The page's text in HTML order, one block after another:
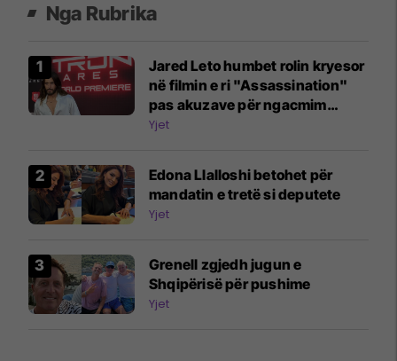
Nga Rubrika
Jared Leto humbet rolin kryesor
në filmin e ri "Assassination"
pas akuzave për ngacmim
seksual
Yjet
Edona Llalloshi betohet për
mandatin e tretë si deputete
Yjet
Grenell zgjedh jugun e
Shqipërisë për pushime
Yjet